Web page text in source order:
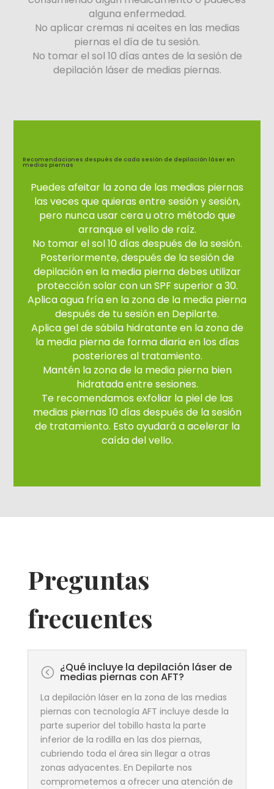
alguna enfermedad.
No aplicar cremas ni aceites en las medias
piernas el día de tu sesión.
No tomar el sol 10 días antes de la sesión de
depilación láser de medias piernas.
Recomendaciones después de cada sesión de depilación láser en
medias piernas
Puedes afeitar la zona de las medias piernas
las veces que quieras entre sesión y sesión,
pero nunca usar cera u otro método que
arranque el vello de raíz.
No tomar el sol 10 días después de la sesión.
Posteriormente, después de la sesión de
depilación en la media pierna debes utilizar
protección solar con un SPF superior a 30.
Aplica agua fría en la zona de la media pierna
después de tu sesión en Depilarte.
Aplica gel de sábila hidratante en la zona de
la media pierna de forma diaria en los días
posteriores al tratamiento.
Mantén la zona de la media pierna bien
hidratada entre sesiones.
Te recomendamos exfoliar la piel de las
medias piernas 10 días después de la sesión
de tratamiento. Esto ayudará a acelerar la
caída del vello.
Preguntas
frecuentes
< ¿Qué incluye la depilación láser de
medias piernas con AFT?
La depilación láser en la zona de las medias
piernas con tecnología AFT incluye desde la
parte superior del tobillo hasta la parte
inferior de la rodilla en las dos piernas,
cubriendo toda el área sin llegar a otras
zonas adyacentes. En Depilarte nos
comprometemos a ofrecer una atención de